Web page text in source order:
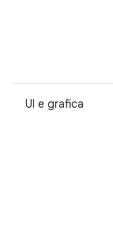
UI e grafica